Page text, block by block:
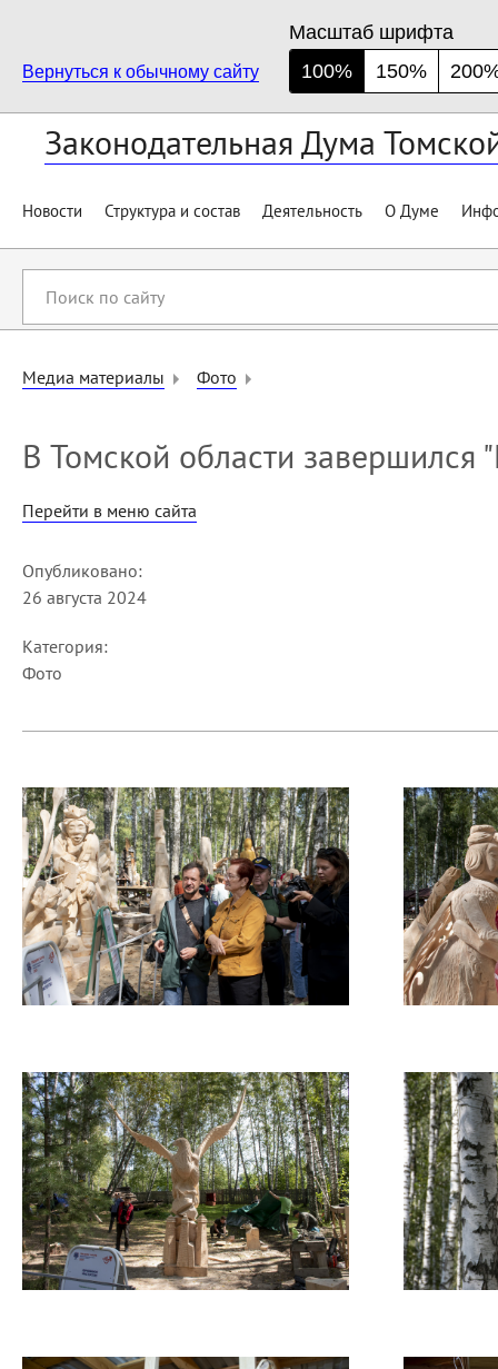
Вернуться к обычному сайту
Масштаб шрифта
100%
150%
Законодательная Дума
Новости Структура и состав Деятельность О Думе
сайту
Медиа материалы
Фото
В Томской области завершился
Перейти в меню сайта
Опубликовано:
26 августа 2024
Категория:
Фото